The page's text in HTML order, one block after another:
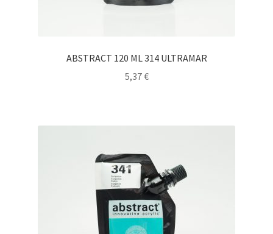
ABSTRACT 120 ML 314 ULTRAMAR
5,37€